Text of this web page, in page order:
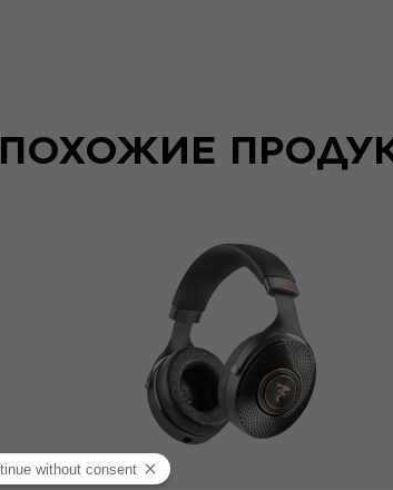
ПОХОЖИЕ